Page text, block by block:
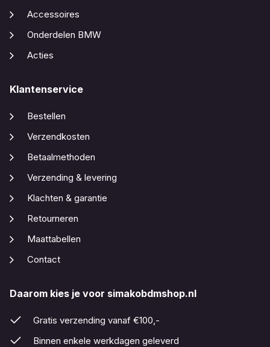
Accessoires
Onderdelen BMW
Acties
Klantenservice
Bestellen
Verzendkosten
Betaalmethoden
Verzending & levering
Klachten & garantie
Retourneren
Maattabellen
Contact
Daarom kies je voor simakobdmshop.nl
Gratis verzending vanaf €100,-
Binnen enkele werkdagen geleverd